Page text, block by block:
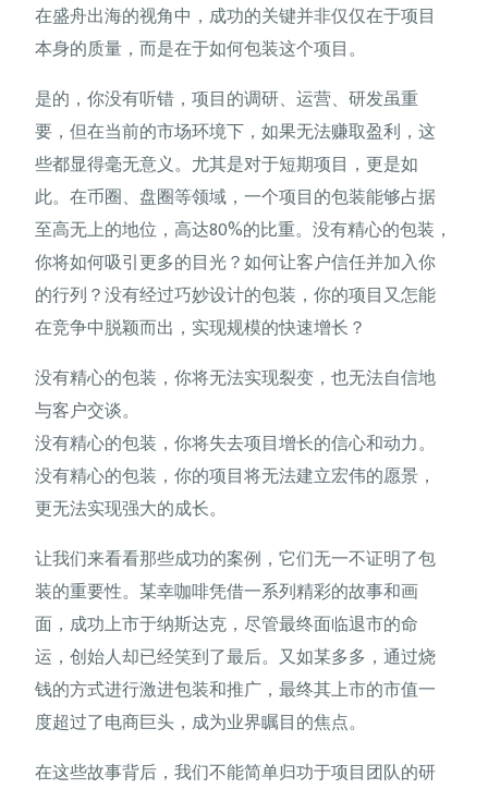
在盛舟出海的视角中，成功的关键并非仅仅在于项目
本身的质量，而是在于如何包装这个项目。
是的，你没有听错，项目的调研、运营、研发虽重
要，但在当前的市场环境下，如果无法赚取盈利，这
些都显得毫无意义。尤其是对于短期项目，更是如
此。在币圈、盘圈等领域，一个项目的包装能够占据
至高无上的地位，高达80%的比重。没有精心的包装，
你将如何吸引更多的目光？如何让客户信任并加入你
的行列？没有经过巧妙设计的包装，你的项目又怎能
在竞争中脱颖而出，实现规模的快速增长？
没有精心的包装，你将无法实现裂变，也无法自信地
与客户交谈。
没有精心的包装，你将失去项目增长的信心和动力。
没有精心的包装，你的项目将无法建立宏伟的愿景，
更无法实现强大的成长。
让我们来看看那些成功的案例，它们无一不证明了包
装的重要性。某幸咖啡凭借一系列精彩的故事和画
面，成功上市于纳斯达克，尽管最终面临退市的命
运，创始人却已经笑到了最后。又如某多多，通过烧
钱的方式进行激进包装和推广，最终其上市的市值一
度超过了电商巨头，成为业界瞩目的焦点。
在这些故事背后，我们不能简单归功于项目团队的研